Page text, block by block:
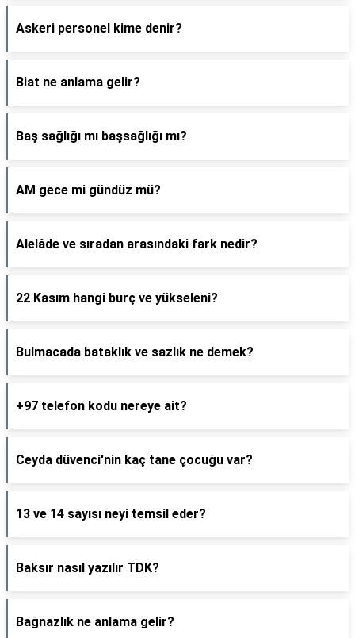
Askeri personel kime denir?
Biat ne anlama gelir?
Baş sağlığı mı başsağlığı mı?
AM gece mi gündüz mü?
Alelâde ve sıradan arasındaki fark nedir?
22 Kasım hangi burç ve yükseleni?
Bulmacada bataklık ve sazlık ne demek?
+97 telefon kodu nereye ait?
Ceyda düvenci'nin kaç tane çocuğu var?
13 ve 14 sayısı neyi temsil eder?
Baksır nasıl yazılır TDK?
Bağnazlık ne anlama gelir?